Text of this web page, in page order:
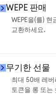
WEPE 판매
WEPE을(를) 현
교환하세요.
무기한 선물
최대 50배 레버
토큰을 롱 또는